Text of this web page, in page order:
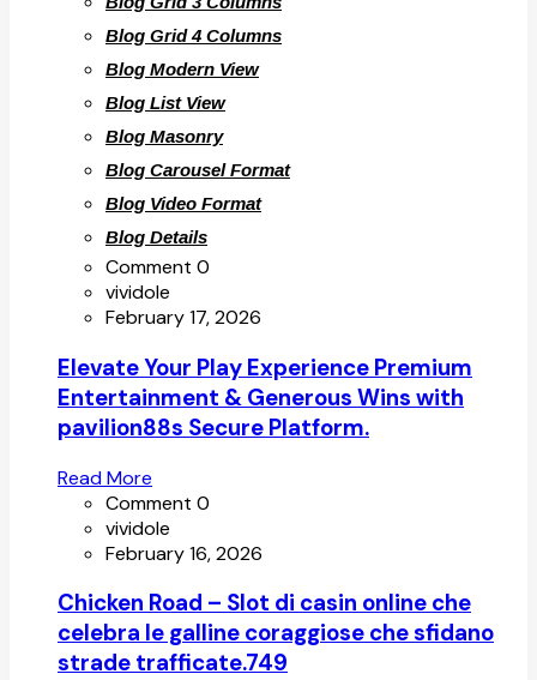
Blog Grid 4 Columns
Blog Modern View
Blog List View
Blog Masonry
Blog Carousel Format
Blog Video Format
Blog Details
Comment 0
vividole
February 17, 2026
Elevate Your Play Experience Premium
Entertainment & Generous Wins with
pavilion88s Secure Platform.
Read More
Comment 0
vividole
February 16, 2026
Chicken Road – Slot di casin online che
celebra le galline coraggiose che sfidano
strade trafficate.749